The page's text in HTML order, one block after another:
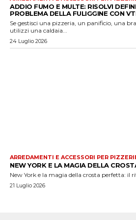
ADDIO FUMO E MULTE: RISOLVI
PROBLEMA DELLA FULIGGINE CON
Se gestisci una pizzeria, un panificio, una
utilizzi una caldaia...
24 Luglio 2026
ARREDAMENTI E ACCESSORI PER
NEW YORK E LA MAGIA DELLA
New York e la magia della crosta perfetta: il
21 Luglio 2026